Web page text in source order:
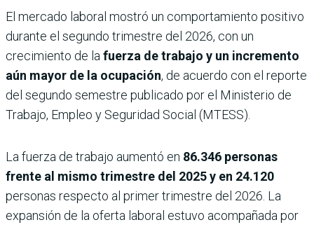
El mercado laboral mostró un comportamiento positivo
durante el segundo trimestre del 2026, con un
crecimiento de lafuerza de trabajo y un incremento
aún mayor de la ocupación, de acuerdo con el reporte
del segundo semestre publicado por el Ministerio de
Trabajo, Empleo y Seguridad Social (MTESS).
La fuerza de trabajo aumentó en 86.346 personas
frente al mismo trimestre del 2025 y en 24.120
personas respecto al primer trimestre del 2026. La
expansión de la oferta laboral estuvo acompañada por